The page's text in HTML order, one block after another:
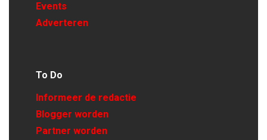
Events
Adverteren
To Do
Informeer de redactie
Blogger worden
Partner worden